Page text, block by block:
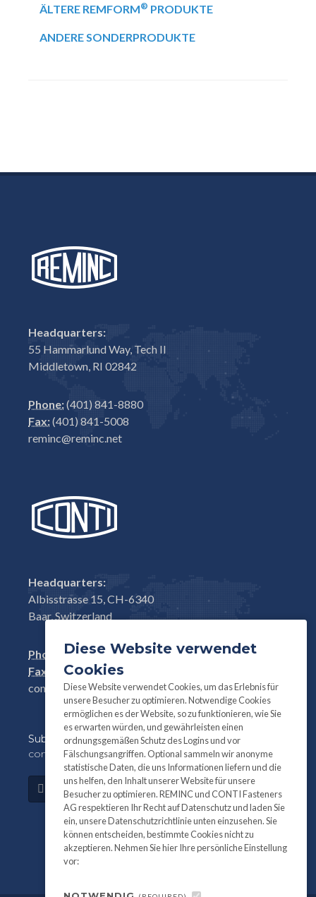
ÄLTERE REMFORM® PRODUKTE
ANDERE SONDERPRODUKTE
Headquarters:
55 Hammarlund Way, Tech II
Middletown, RI 02842
Phone:(401) 841-8880
Fax:(401) 841-5008
reminc@reminc.net
Headquarters:
Albisstrasse 15, CH-6340
Baar, Switzerland
Phone: +41(0)41 761 58 22
Fax:
+41(0)41 761 30 18
conti@contifasteners.ch
Subscribeto our newsletter for product and
company information:
Subscribe
Diese Website verwendet
Cookies
Diese Website verwendet Cookies, um das Erlebnis für
unsere Besucher zu optimieren. Notwendige Cookies
ermöglichen es der Website, so zu funktionieren, wie Sie
es erwarten würden, und gewährleisten einen
ordnungsgemäßen Schutz des Logins und vor
Fälschungsangriffen. Optional sammeln wir anonyme
statistische Daten, die uns Informationen liefern und die
uns helfen, den Inhalt unserer Website für unsere
Besucher zu optimieren. REMINC und CONTI Fasteners
AG respektieren Ihr Recht auf Datenschutz und laden Sie
ein, unsere Datenschutzrichtlinie unten einzusehen. Sie
können entscheiden, bestimmte Cookies nicht zu
akzeptieren. Nehmen Sie hier Ihre persönliche Einstellung
vor: